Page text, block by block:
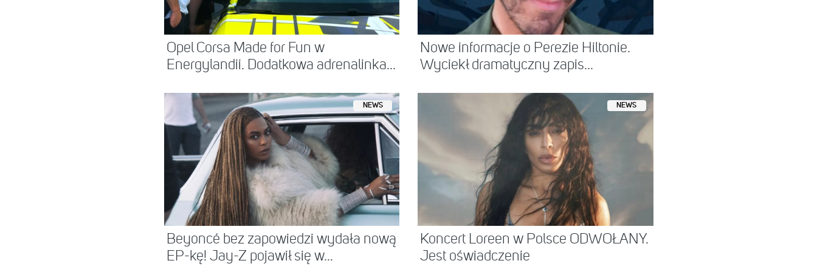
Opel Corsa Made for Fun w
Energylandii. Dodatkowa adrenalinka...
Nowe informacje o Perezie Hiltonie.
Wyciekł dramatyczny zapis...
NEWS
Beyoncé bez zapowiedzi wydała nową
EP-kę! Jay-Z pojawił się w...
NEWS
Koncert Loreen w Polsce ODWOŁANY.
Jest oświadczenie